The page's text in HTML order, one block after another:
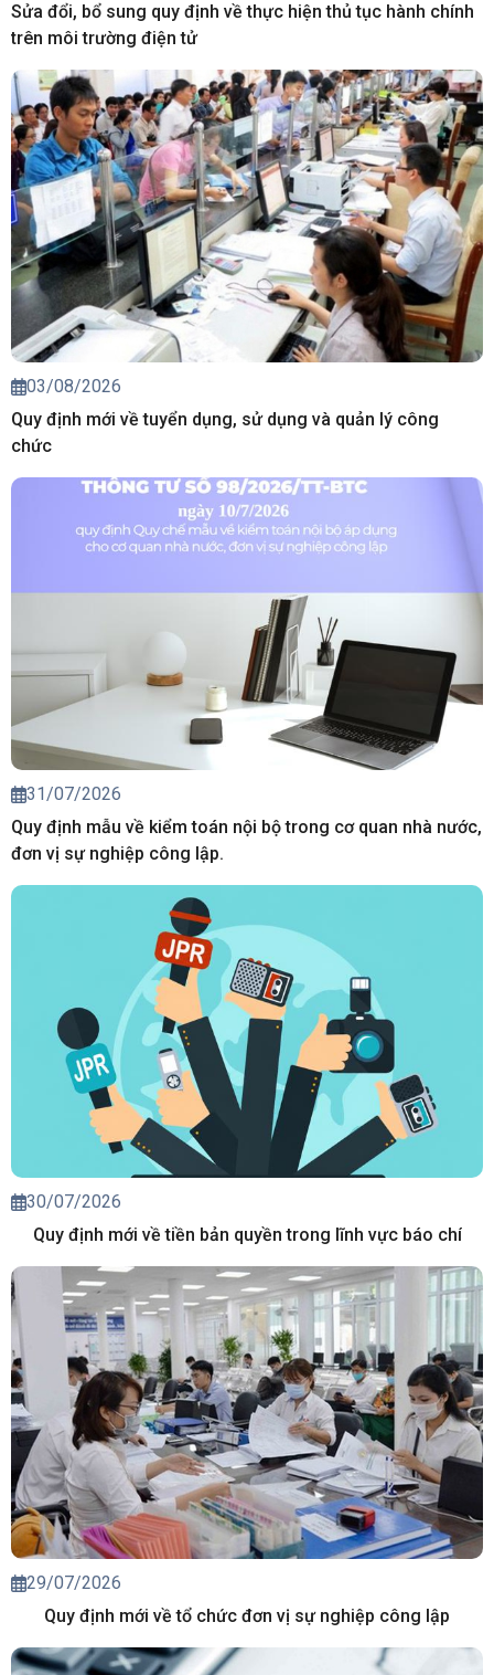
Sửa đổi, bổ sung quy định về thực hiện thủ tục hành chính
trên môi trường điện tử
03/08/2026
Quy định mới về tuyển dụng, sử dụng và quản lý công
chức
31/07/2026
Quy định mẫu về kiểm toán nội bộ trong cơ quan nhà nước,
đơn vị sự nghiệp công lập.
30/07/2026
Quy định mới về tiền bản quyền trong lĩnh vực báo chí
29/07/2026
Quy định mới về tổ chức đơn vị sự nghiệp công lập